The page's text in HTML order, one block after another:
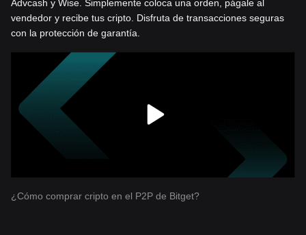
Advcash y Wise. Simplemente coloca una orden, págale al
vendedor y recibe tus cripto. Disfruta de transacciones seguras
con la protección de garantía.
¿Cómo comprar cripto en el P2P de Bitget?